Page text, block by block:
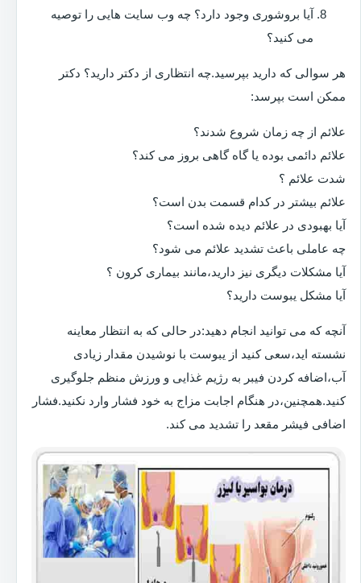
آیا بروشوری وجود دارد؟ چه وب سایت هایی را توصیه
می کنید؟
هر سوالی که دارید بپرسید.چه انتظاری از دکتر دارید؟ دکتر
ممکن است بپرسد:
علائم از چه زمان شروع شدند؟
علائم دائمی بوده یا گاه گاهی بروز می کند؟
شدت علائم ؟
علائم بیشتر در کدام قسمت بدن است؟
آیا بهبودی در علائم دیده شده است؟
چه عاملی باعث تشدید علائم می شود؟
آیا مشکلات دیگری نیز دارید،مانند بیماری کرون ؟
آیا مشکل یبوست دارید؟
آنچه که می توانید انجام دهید:در حالی که به انتظار معاینه
نشسته اید،سعی کنید از یبوست با نوشیدن مقدار زیادی
آب،اضافه کردن فیبر به رژیم غذایی و ورزش منظم جلوگیری
کنید.همچنین،در هنگام اجابت مزاج به خود فشار وارد نکنید.فشار
اضافی فیشر مقعد را تشدید می کند.